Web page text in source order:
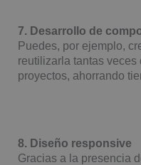
7. Desarrollo de
Puedes, por ejemplo,
reutilizarla tantas
proyectos, ahorrando
8. Diseño responsive
Gracias a la presencia